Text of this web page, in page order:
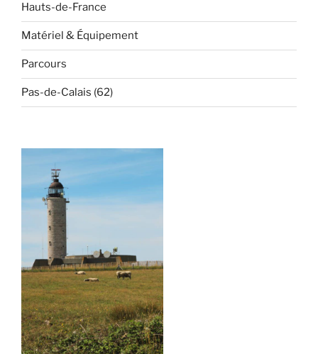
Hauts-de-France
Matériel & Équipement
Parcours
Pas-de-Calais (62)